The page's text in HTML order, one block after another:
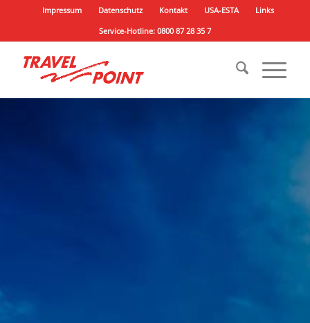
Impressum Datenschutz Kontakt USA-ESTA
Links
Service-Hotline: 0800 87 28 35 7